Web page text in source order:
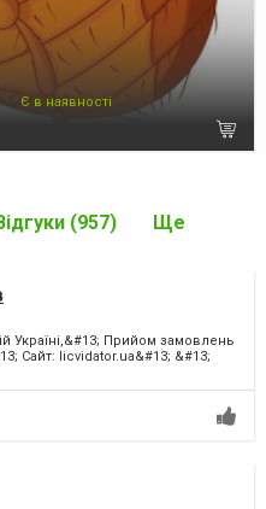
Є в наявності
(957) Ще
Україні,&#13; Прийом замовлень
Сайт: licvidator.ua&#13; &#13;